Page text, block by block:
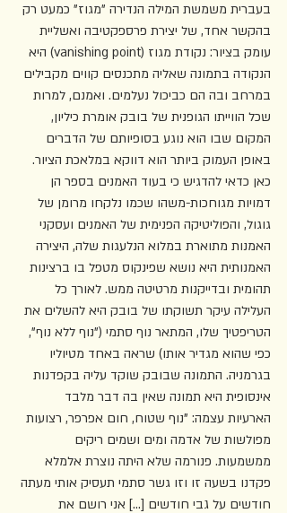
בעברית משמשת המילה הנדירה "מגוז" כמעט רק
בהקשר אחד, של יצירת פרספקטיבה ואשליית
עומק בציור: נקודת מגוז (vanishing point) היא
הנקודה בתמונה שאליה מתכנסים קווים מקבילים
במרחב ובה הם כביכול נעלמים. ואמנם, למרות
שכל הווייתו הגופנית של בובק אומרת כיליון,
המקום שבו הוא נוגע בסופיותם של הדברים
באופן העמוק ביותר הוא דווקא במלאכת הציור.
כאן כדאי להדגיש כי בעוד האמנים בספר הן
דמויות מגוחכות-משהו שכמו נלקחו מרומן של
גוגול, והפוליטיקה הפנימית של האמנים ועסקני
האמנות מתוארת במלוא הנלעגות שלה, היצירה
האמנותית היא נושא שפינקוס מטפל בו ברצינות
תהומית ובדייקנות מרטיטה ממש. לאורך כל
העלילה עיקר תשוקתו של בובק היא להשלים את
הטריפטיך שלו, המתאר נוף סתמי ("נוף ללא נוף",
כפי שהוא מגדיר אותו) שראה באחד מטיוליו
בגרמניה. התמונה שבובק שוקד עליה בקפדנות
אינסופית היא תמונה שאין בה דבר מלבד
הארעיות עצמה: "נוף שטוח, חום אפרפר, רצועות
מפולשות של אדמה ומים ושמים ריקים
ממשמעות. פנורמה שלא היתה נוצרת אלמלא
פקדנו בשעה זו וזו גשר סתמי תעסיק אותי מעתה
חודשים על גבי חודשים [...] אני רושם את